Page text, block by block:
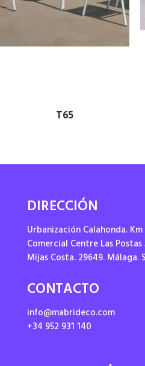
T65
DIRECCIÓN
Urbanización Calahonda.
Comercial Centre Las Postas
Mijas Costa. 29649. Málaga.
CONTACTO
info@mabrideco.com
+34 952 931 140